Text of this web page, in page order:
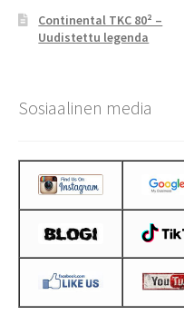
Continental TKC 80² –
Uudistettu legenda
Sosiaalinen media